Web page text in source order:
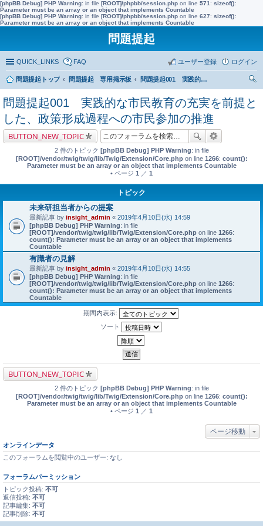
[phpBB Debug] PHP Warning: in file [ROOT]/phpbb/session.php on line 571 : sizeof():
Parameter must be an array or an object that implements Countable
[phpBB Debug] PHP Warning: in file [ROOT]/phpbb/session.php on line 627: sizeof():
Parameter must be an array or an object that implements Countable
問題提起
QUICK_LINKS FAQ ログイン
ユーザー登録
問題提起トップ 問題提起 専用掲示板
問題提起001 実践的な市民教育の充実を前提とした、政策形成過程への市民参加の推進
問題提起001 実践的な市民教育の充実を前提と
した、政策形成過程への市民参加の推進
BUTTON_NEW_TOPIC
2 件のトピック [phpBB Debug] PHP Warning: in file
[ROOT]/vendor/twig/twig/lib/Twig/Extension/Core.phpon line 1266: count():
Parameter must be an array or an object that implements Countable
• ページ 1 ／ 1
トピック
未来研担当者からの提案
最新記事 by insight_admin « 2019年4月10日(水) 14:59
[phpBB Debug] PHP Warning: in file
[ROOT]/vendor/twig/twig/lib/Twig/Extension/Core.php on line 1266:
count(): Parameter must be an array or an object that implements
Countable
有識者の見解
最新記事 by insight_admin « 2019年4月10日(水) 14:55
[phpBB Debug] PHP Warning: in file
[ROOT]/vendor/twig/twig/lib/Twig/Extension/Core.php on line 1266:
count(): Parameter must be an array or an object that implements
Countable
期間内表示:
ソート
BUTTON_NEW_TOPIC
2 件のトピック [phpBB Debug] PHP Warning: in file
[ROOT]/vendor/twig/twig/lib/Twig/Extension/Core.phpon line 1266: count():
Parameter must be an array or an object that implements Countable
• ページ 1 ／ 1
ページ移動
オンラインデータ
このフォーラムを閲覧中のユーザー: なし
フォーラムパーミッション
トピック投稿: 不可
返信投稿: 不可
記事編集: 不可
記事削除: 不可